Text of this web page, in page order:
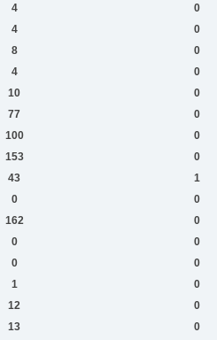
4 0
4 0
8 0
4 0
10 0
77 0
100 0
153 0
43 1
0 0
162 0
0 0
0 0
1 0
12 0
13 0